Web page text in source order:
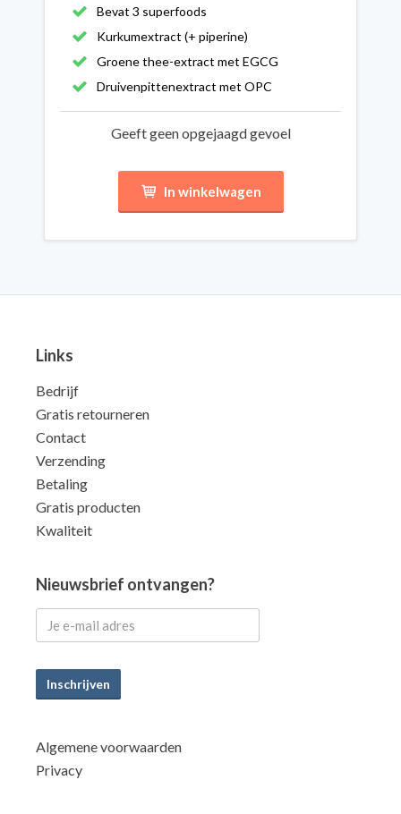
Bevat 3 superfoods
Kurkumextract (+ piperine)
Groene thee-extract met EGCG
Druivenpittenextract met OPC
Geeft geen opgejaagd gevoel
In winkelwagen
Links
Bedrijf
Gratis retourneren
Contact
Verzending
Betaling
Gratis producten
Kwaliteit
Nieuwsbrief ontvangen?
Inschrijven
Algemene voorwaarden
Privacy